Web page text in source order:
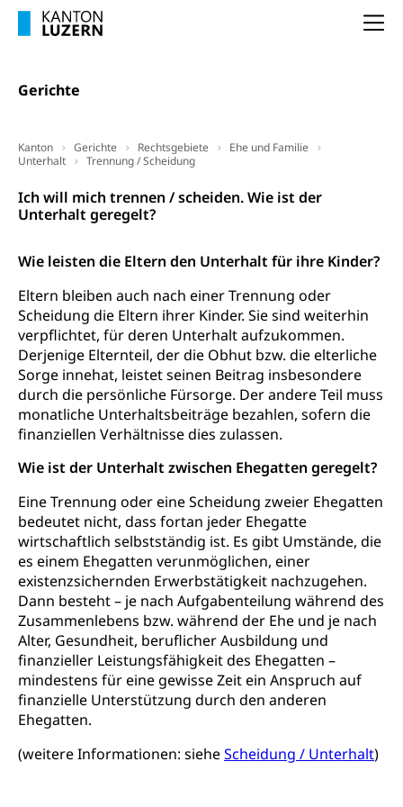
Gerichte
Kanton Gerichte Rechtsgebiete
Ehe und Familie
Unterhalt
Trennung / Scheidung
Ich will mich trennen / scheiden. Wie ist der
Unterhalt geregelt?
Wie leisten die Eltern den Unterhalt für ihre Kinder?
Eltern bleiben auch nach einer Trennung oder
Scheidung die Eltern ihrer Kinder. Sie sind weiterhin
verpflichtet, für deren Unterhalt aufzukommen.
Derjenige Elternteil, der die Obhut bzw. die elterliche
Sorge innehat, leistet seinen Beitrag insbesondere
durch die persönliche Fürsorge. Der andere Teil muss
monatliche Unterhaltsbeiträge bezahlen, sofern die
finanziellen Verhältnisse dies zulassen.
Wie ist der Unterhalt zwischen Ehegatten geregelt?
Eine Trennung oder eine Scheidung zweier Ehegatten
bedeutet nicht, dass fortan jeder Ehegatte
wirtschaftlich selbstständig ist. Es gibt Umstände, die
es einem Ehegatten verunmöglichen, einer
existenzsichernden Erwerbstätigkeit nachzugehen.
Dann besteht – je nach Aufgabenteilung während des
Zusammenlebens bzw. während der Ehe und je nach
Alter, Gesundheit, beruflicher Ausbildung und
finanzieller Leistungsfähigkeit des Ehegatten –
mindestens für eine gewisse Zeit ein Anspruch auf
finanzielle Unterstützung durch den anderen
Ehegatten.
(weitere Informationen: sieheScheidung / Unterhalt)
LUPK - Luzerner Pensionskasse
Altersvorsorge (gruezi.lu.ch)
Bildung und Forschung
Forschungsförderung, Wissenschaftsmarketing,
Pilotprojekte Klima
Wald
Projektförderung Universität Luzern unilu
Erwachsenenbildung und Weiterbildung
Nachdiplomstudium, Zusatzlehre, Höhere
Berufsbildung, Berufsmatura nach Lehre,
Neuorientierung, Grundkompetenzen,
Studienberatung, Beratung und Unterstützung,
Erwachsenenmatura
Bildungsgutscheine Grundkompetenzen
Bildung & Berufsabschluss für Erwachsene
Fachperson Betreuung (verkürzte
Grundbildung)
Fachperson Gesundheit (verkürzte
Grundbildung)
Allgemeinbildung für Erwachsene
Berufsberatung (berufsberatung.ch)
Grundkompetenzen (einfach-besser.ch)
Bildung & Berufsabschluss für Erwachsene
Lehre nach dem Gymnasium
Höhere Berufsbildung
Berufsabschluss für Erwachsene
Beratung & Unterstützung
Berufliche Grundbildung
Lehre, Berufsfachschule, Lehrbetrieb, Lehrvertrag,
Berufsberatung, Qualifikationsverfahren,
Berufswahl & Berufsberatung, Schnupperlehre und
Lehrstellensuche, Berufsmaturität,
Brückenangebote, Zugewanderte & Arbeitsmarkt,
Fachstelle Berufsbildung
Schulen und Berufsbildungszentren
Integrationsvorlehre INVOL Zentralschweiz
Fremdsprachen in der Berufslehre –
MobiLingua
Informationen für Lernende und Gesetzliche
Vertreter
Informationen für zugewanderte Personen
Schnupperlehre & Lehrstellensuche
Beruf & Weiterbildung (beruf.lu.ch)
Fachstelle Berufsbildung
Hochschule Fachhochschule
Studium, Hochschulstudium, tertiäre Bildung
Campus Horw
Campus Horw (HSLU)
Fachstelle Hochschulbildung
Hochschulen
Hochschule Luzern HSLU
Pädagogische Hochschule Luzern, PH Luzern
Höhere Fachschule Luzern HFLU
Mittelschulen
Gymnasium, Handelsmittelschule, Sekundarstufe II,
Kantonsschule, Fachmittelschule, Fachmatura,
Fachklasse Grafik Luzern, Berufsmatura,
Informatikmittelschule, Fachmittelschulzentrum
FMS, Fachmittelschulen, Vollzeitschulen mit
Berufsmatura BM, Aufnahmebedingungen FMS und
Vollzeitschulen mit BM
Berufsbildung / Mittelschulen (gruezi.lu.ch)
Fachklasse Grafik (fachklassegrafik.ch)
Obligatorische Schulzeit
Schulpflicht, Schulobligatorium, Primarschule,
Sekundarschule, Schulferien, Tagesschule,